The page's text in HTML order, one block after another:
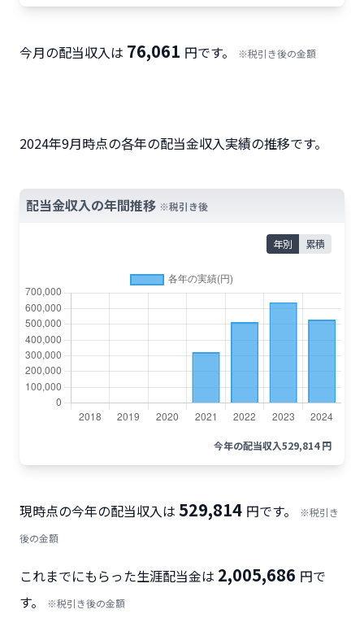
今月の配当収入は 76,061 円です。 ※税引き後の金額
2024年9月時点の各年の配当金収入実績の推移です。
配当金収入の年間推移 ※税引き後
年別 累積
今年の配当収入529,814 円
現時点の今年の配当収入は 529,814 円です。
※税引き
後の金額
これまでにもらった生涯配当金は 2,005,686 円で
す。
※税引き後の金額